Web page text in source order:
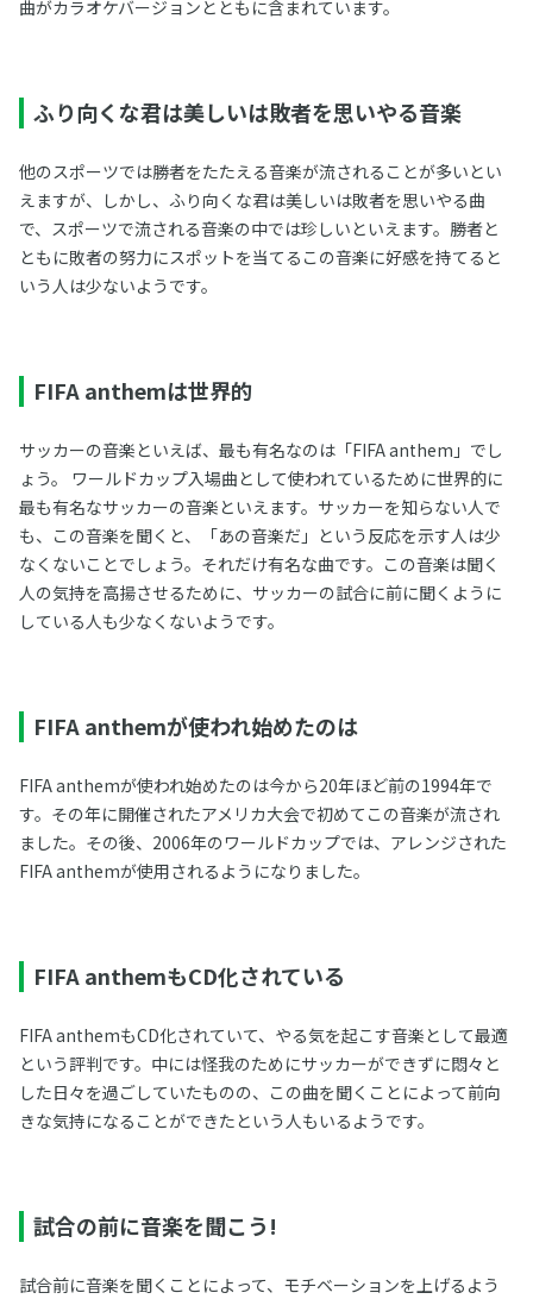
曲がカラオケバージョンとともに含まれています。
ふり向くな君は美しいは敗者を思いやる音楽
他のスポーツでは勝者をたたえる音楽が流されることが多いとい
えますが、しかし、ふり向くな君は美しいは敗者を思いやる曲
で、スポーツで流される音楽の中では珍しいといえます。勝者と
ともに敗者の努力にスポットを当てるこの音楽に好感を持てると
いう人は少ないようです。
FIFA anthemは世界的
サッカーの音楽といえば、最も有名なのは「FIFA anthem」でし
ょう。 ワールドカップ入場曲として使われているために世界的に
最も有名なサッカーの音楽といえます。サッカーを知らない人で
も、この音楽を聞くと、「あの音楽だ」という反応を示す人は少
なくないことでしょう。それだけ有名な曲です。この音楽は聞く
人の気持を高揚させるために、サッカーの試合に前に聞くように
している人も少なくないようです。
FIFA anthemが使われ始めたのは
FIFA anthemが使われ始めたのは今から20年ほど前の1994年で
す。その年に開催されたアメリカ大会で初めてこの音楽が流され
ました。その後、2006年のワールドカップでは、アレンジされた
FIFA anthemが使用されるようになりました。
FIFA anthemもCD化されている
FIFA anthemもCD化されていて、やる気を起こす音楽として最適
という評判です。中には怪我のためにサッカーができずに悶々と
した日々を過ごしていたものの、この曲を聞くことによって前向
きな気持になることができたという人もいるようです。
試合の前に音楽を聞こう!
試合前に音楽を聞くことによって、モチベーションを上げるよう